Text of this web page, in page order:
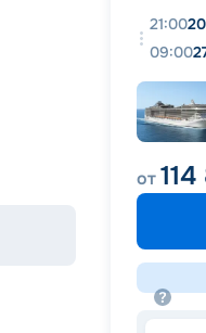
21:00
09:00
от